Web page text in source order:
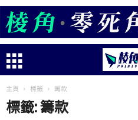
主頁 標籤 籌款
標籤: 籌款